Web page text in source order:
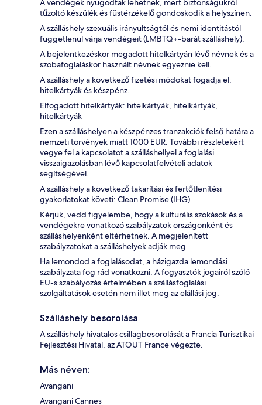
A vendégek nyugodtak lehetnek, mert biztonságukról
tűzoltó készülék és füstérzékelő gondoskodik a helyszínen.
A szálláshely szexuális irányultságtól és nemi identitástól
függetlenül várja vendégeit (LMBTQ+-barát szálláshely).
A bejelentkezéskor megadott hitelkártyán lévő névnek és a
szobafoglaláskor használt névnek egyeznie kell.
A szálláshely a következő fizetési módokat fogadja el:
hitelkártyák és készpénz.
Elfogadott hitelkártyák: hitelkártyák, hitelkártyák,
hitelkártyák
Ezen a szálláshelyen a készpénzes tranzakciók felső határa a
nemzeti törvények miatt 1000 EUR. További részletekért
vegye fel a kapcsolatot a szálláshellyel a foglalási
visszaigazolásban lévő kapcsolatfelvételi adatok
segítségével.
A szálláshely a következő takarítási és fertőtlenítési
gyakorlatokat követi: Clean Promise (IHG).
Kérjük, vedd figyelembe, hogy a kulturális szokások és a
vendégekre vonatkozó szabályzatok országonként és
szálláshelyenként eltérhetnek. A megjelenített
szabályzatokat a szálláshelyek adják meg.
Ha lemondod a foglalásodat, a házigazda lemondási
szabályzata fog rád vonatkozni. A fogyasztók jogairól szóló
EU-s szabályozás értelmében a szállásfoglalási
szolgáltatások esetén nem illet meg az elállási jog.
Szálláshely besorolása
A szálláshely hivatalos csillagbesorolását a Francia Turisztikai
Fejlesztési Hivatal, az ATOUT France végezte.
Más néven:
Avangani
Avangani Cannes